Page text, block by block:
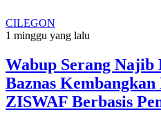
CILEGON
1 minggu yang lalu
Wabup Serang Najib
Baznas
ZISWAF Berbasis